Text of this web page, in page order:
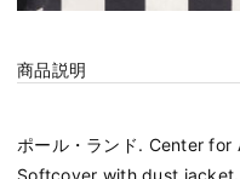
商品説明
ポール・ランド. Center
Softcover with dust